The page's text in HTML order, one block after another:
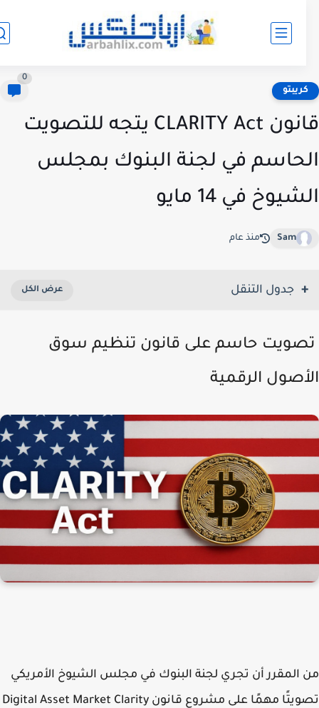
قانون CLARITY Act يتجه للتصويت
في لجنة البنوك بمجلس
في 14 مايو
Sam منذ عام
جدول التنقل
حاسم على قانون تنظيم سوق
الرقمية
المقرر أن تجري لجنة البنوك في مجلس الشيوخ الأمريكي
تصويتًا مهمًا على مشروع قانون Digital Asset Market Clarity